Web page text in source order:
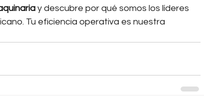
y descubre por qué somos los líderes
Tu eficiencia operativa es nuestra